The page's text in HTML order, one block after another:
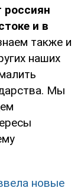
россиян
и в
также и
наших
Мы
новые